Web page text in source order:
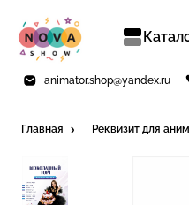
animator.shop@yandex.ru
Главная Реквизит для